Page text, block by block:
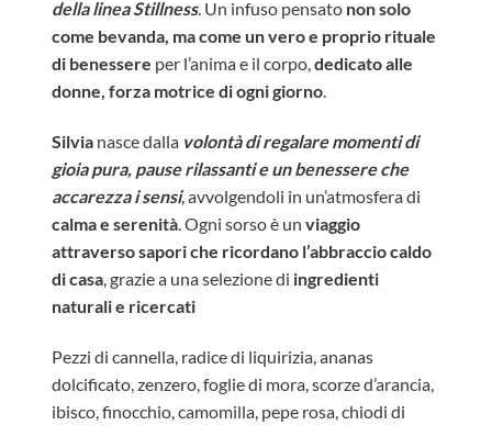
della linea Stillness. Un infuso pensato non solo
come bevanda, ma come un vero e proprio rituale
di benessere per l’anima e il corpo,dedicato alle
donne, forza motrice di ogni giorno.
Silvianasce dalla volontà di regalare momenti di
gioia pura, pause rilassanti e un benessere che
accarezza i sensi, avvolgendoli in un’atmosfera di
calma e serenità. Ogni sorso è un viaggio
attraverso sapori che ricordano l’abbraccio caldo
di casa, grazie a una selezione di ingredienti
naturali e ricercati
Pezzi di cannella, radice di liquirizia, ananas
dolcificato, zenzero, foglie di mora, scorze d’arancia,
ibisco, finocchio, camomilla, pepe rosa, chiodi di